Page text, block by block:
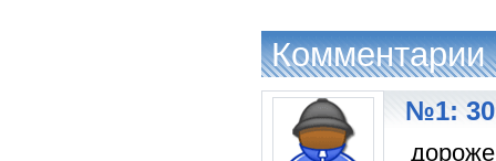
Комментарии
№1: 30
дороже